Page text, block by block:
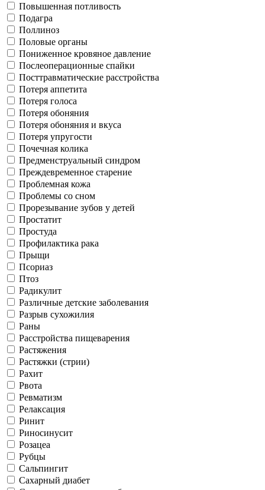
Повышенная потливость
Подагра
Поллиноз
Половые органы
Пониженное кровяное давление
Послеоперационные спайки
Посттравматические расстройства
Потеря аппетита
Потеря голоса
Потеря обоняния
Потеря обоняния и вкуса
Потеря упругости
Почечная колика
Предменструальный синдром
Преждевременное старение
Проблемная кожа
Проблемы со сном
Прорезывание зубов у детей
Простатит
Простуда
Профилактика рака
Прыщи
Псориаз
Птоз
Радикулит
Различные детские заболевания
Разрыв сухожилия
Раны
Расстройства пищеварения
Растяжения
Растяжки (стрии)
Рахит
Рвота
Ревматизм
Релаксация
Ринит
Риносинусит
Розацеа
Рубцы
Сальпингит
Сахарный диабет